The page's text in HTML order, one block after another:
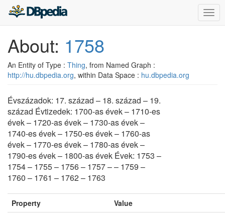
About: 1758
An Entity of Type : Thing, from Named Graph :
http://hu.dbpedia.org, within Data Space : hu.dbpedia.org
Évszázadok: 17. század – 18. század – 19.
század Évtizedek: 1700-as évek – 1710-es
évek – 1720-as évek – 1730-as évek –
1740-es évek – 1750-es évek – 1760-as
évek – 1770-es évek – 1780-as évek –
1790-es évek – 1800-as évek Évek: 1753 –
1754 – 1755 – 1756 – 1757 – – 1759 –
1760 – 1761 – 1762 – 1763
Property Value